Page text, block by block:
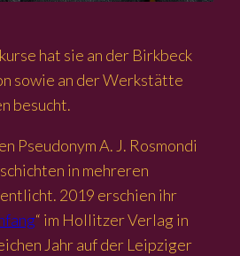
hat sie an der Birkbeck
sowie an der Werkstätte
besucht.
Pseudonym A. J. Rosmondi
in mehreren
2019 erschien ihr
“ im Hollitzer Verlag in
Jahr auf der Leipziger